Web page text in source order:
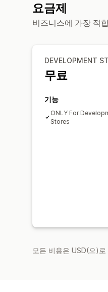
요금제
비즈니스에 가장 적
DEVELOPMENT
무료
기능
ONLY For
Stores
모든 비용은 USD(으)